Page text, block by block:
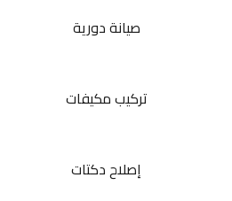
صيانة دورية
تركيب مكيفات
إصلاح دكتات